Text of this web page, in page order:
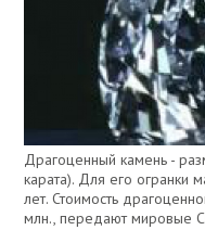
Драгоценный камень -
карата). Для его огранки
лет. Стоимость
млн., передают мировые